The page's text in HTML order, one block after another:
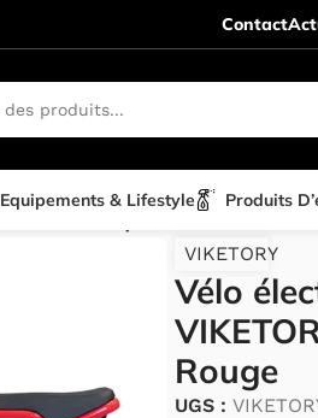
Contact
Equipements & Lifestyle Produits
VIKETORY
Vélo
Rouge
UGS :